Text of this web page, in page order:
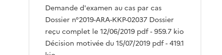
Demande d'examen au cas par cas
Dossier n°2019-ARA-KKP-02037 Dossier
reçu complet le 12/06/2019 pdf - 959.7 kio
Décision motivée du 15/07/2019 pdf - 419.1